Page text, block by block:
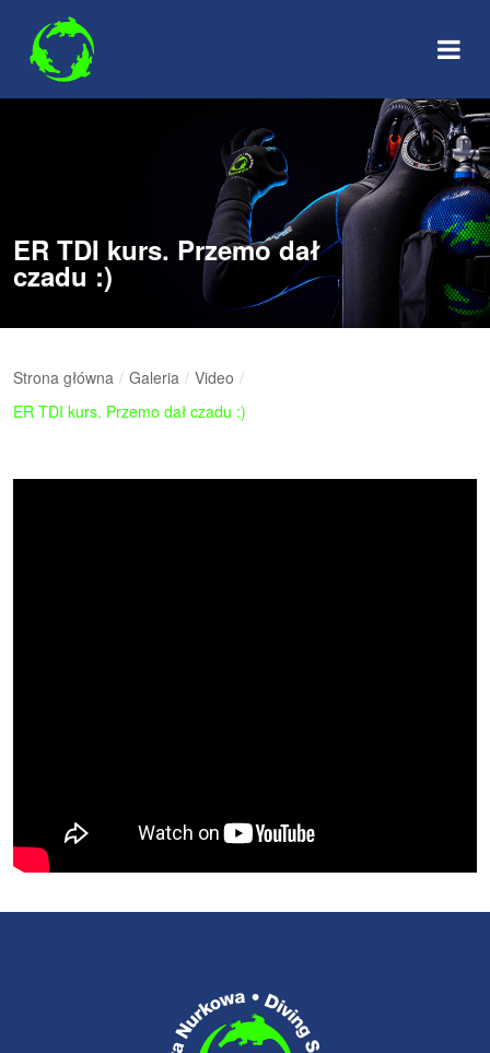
content
ER TDI kurs. Przemo dał
czadu :)
Strona główna / Galeria / Video /
ER TDI kurs. Przemo dał czadu :)